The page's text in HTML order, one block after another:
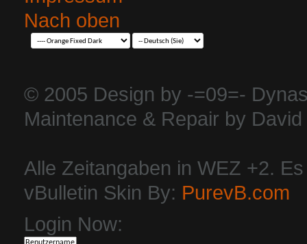
Nach oben
© 2005 Design by -=09=-
Maintenance & Repair by
Alle Zeitangaben in WEZ +2.
vBulletin Skin By: PurevB.com
Login Now: